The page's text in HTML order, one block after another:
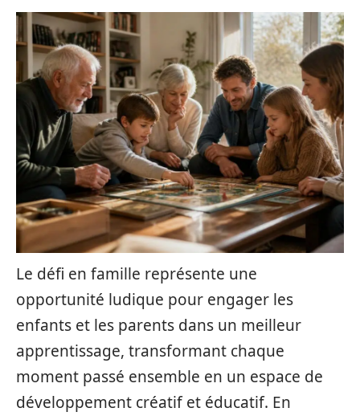
Le défi en famille représente une
opportunité ludique pour engager les
enfants et les parents dans un meilleur
apprentissage, transformant chaque
moment passé ensemble en un espace de
développement créatif et éducatif. En